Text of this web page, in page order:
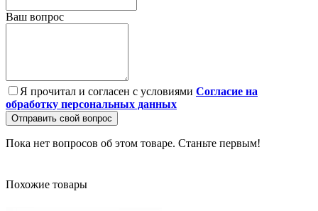
Ваш вопрос
Я прочитал и согласен с условиями Согласие на
обработку персональных данных
Отправить свой вопрос
Пока нет вопросов об этом товаре. Станьте первым!
Похожие товары